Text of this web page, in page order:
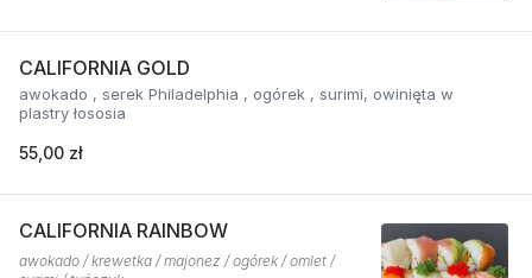
CALIFORNIA GOLD
awokado , serek Philadelphia , ogórek , surimi, owinięta w
plastry łososia
55,00 zł
CALIFORNIA RAINBOW
awokado / krewetka / majonez / ogórek / omlet /